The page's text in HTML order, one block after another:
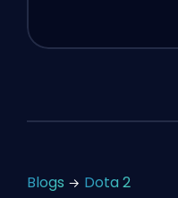
Blogs Dota 2